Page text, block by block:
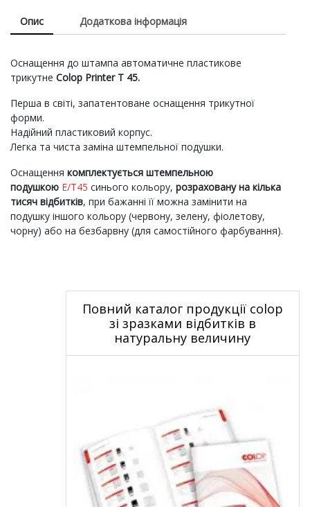
Опис Додаткова інформація
Оснащення до штампа автоматичне пластикове
трикутне Colop Printer T 45.
Перша в світі, запатентоване оснащення трикутної
форми.
Надійний пластиковий корпус.
Легка та чиста заміна штемпельної подушки.
Оснащення комплектується штемпельною
подушкою E/T45 синього кольору, розраховану на кілька
тисяч відбитків, при бажанні її можна замінити на
подушку іншого кольору (червону, зелену, фіолетову,
чорну) або на безбарвну (для самостійного фарбування).
Повний каталог продукції colop
зі зразками відбитків в
натуральну величину